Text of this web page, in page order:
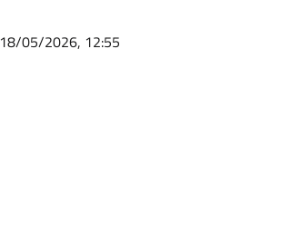
18/05/2026, 12:55